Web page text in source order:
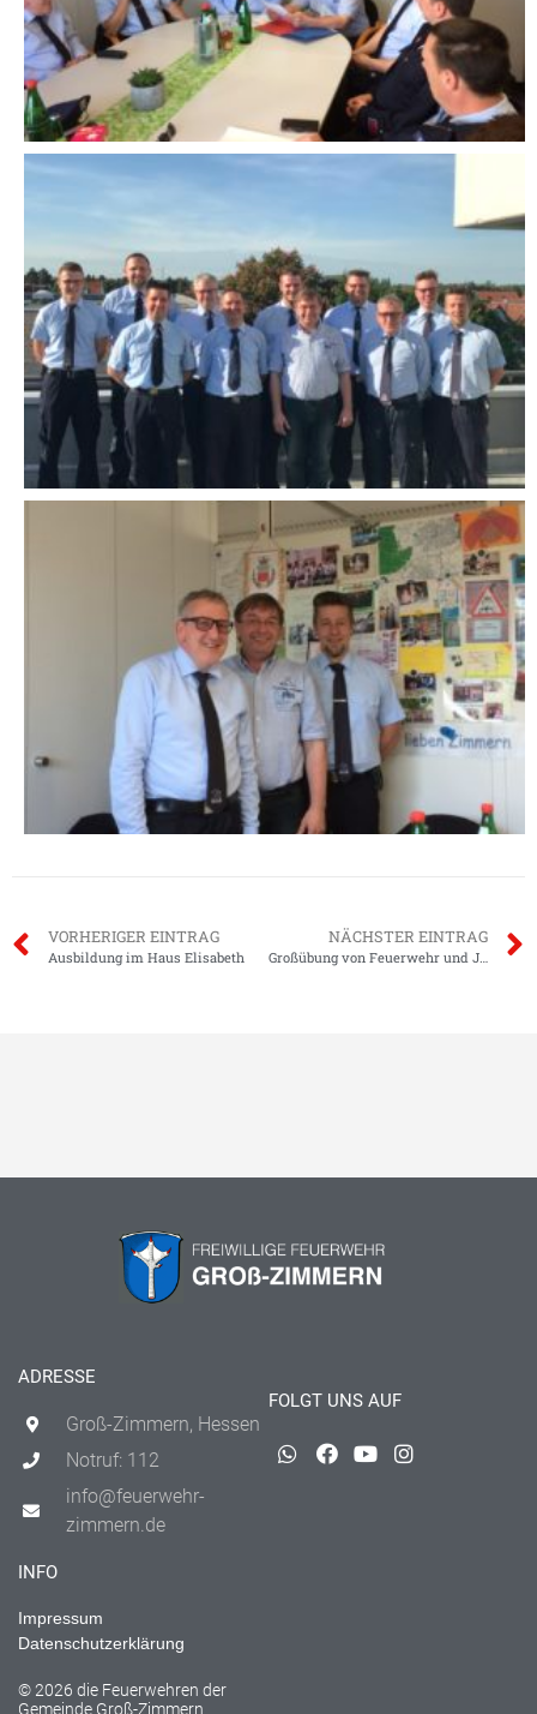
VORHERIGER EINTRAG
Ausbildung im Haus Elisabeth
NÄCHSTER EINTRAG
Großübung von Feuerwehr und Johanniter Unfall-Hilfe
ADRESSE
Groß-Zimmern, Hessen
Notruf: 112
info@feuerwehr-
zimmern.de
FOLGT UNS AUF
INFO
Impressum
Datenschutzerklärung
© 2026 die Feuerwehren der
Gemeinde Groß-Zimmern